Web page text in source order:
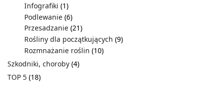
Infografiki (1)
Podlewanie (6)
Przesadzanie (21)
Rośliny dla początkujących (9)
Rozmnażanie roślin (10)
Szkodniki, choroby (4)
TOP 5 (18)